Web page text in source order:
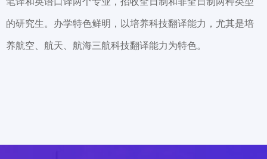
的研究生。办学特色鲜明，以培养科技翻译能力，尤其是培
养航空、航天、航海三航科技翻译能力为特色。